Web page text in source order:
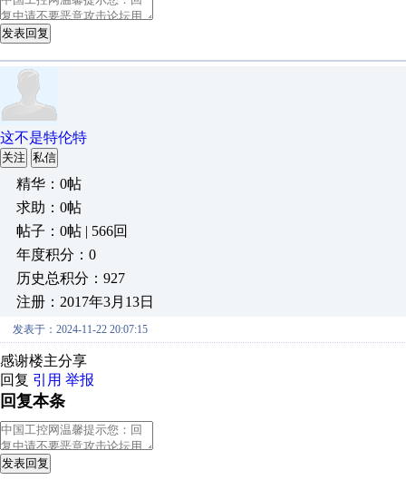
发表回复
这不是特伦特
关注 私信
精华：0帖
求助：0帖
帖子：0帖 | 566回
年度积分：0
历史总积分：927
注册：2017年3月13日
发表于：2024-11-22 20:07:15
感谢楼主分享
回复 引用 举报
回复本条
发表回复